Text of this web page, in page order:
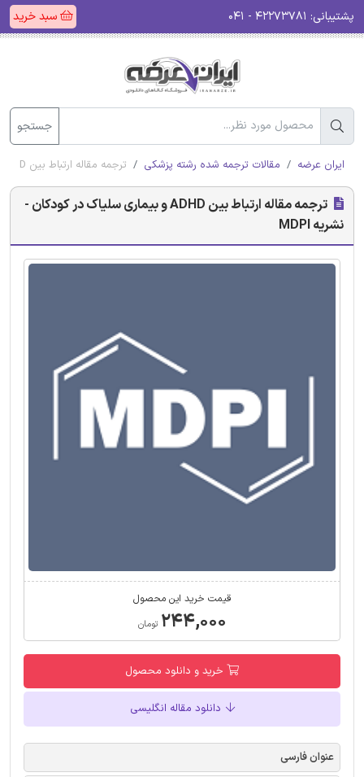
پشتیبانی: سبد خرید
جستجو
ایران عرضه مقالات ترجمه شده رشته پزشکی ترجمه مقاله ارتباط بین ADHD و بیماری سلیاک در کودکان - نشریه MDPI
ترجمه مقاله ارتباط بین ADHD و بیماری سلیاک در کودکان -
نشریه MDPI
قیمت خرید این محصول
۲۴۴,۰۰۰ تومان
خرید و دانلود محصول
دانلود مقاله انگلیسی
عنوان فارسی